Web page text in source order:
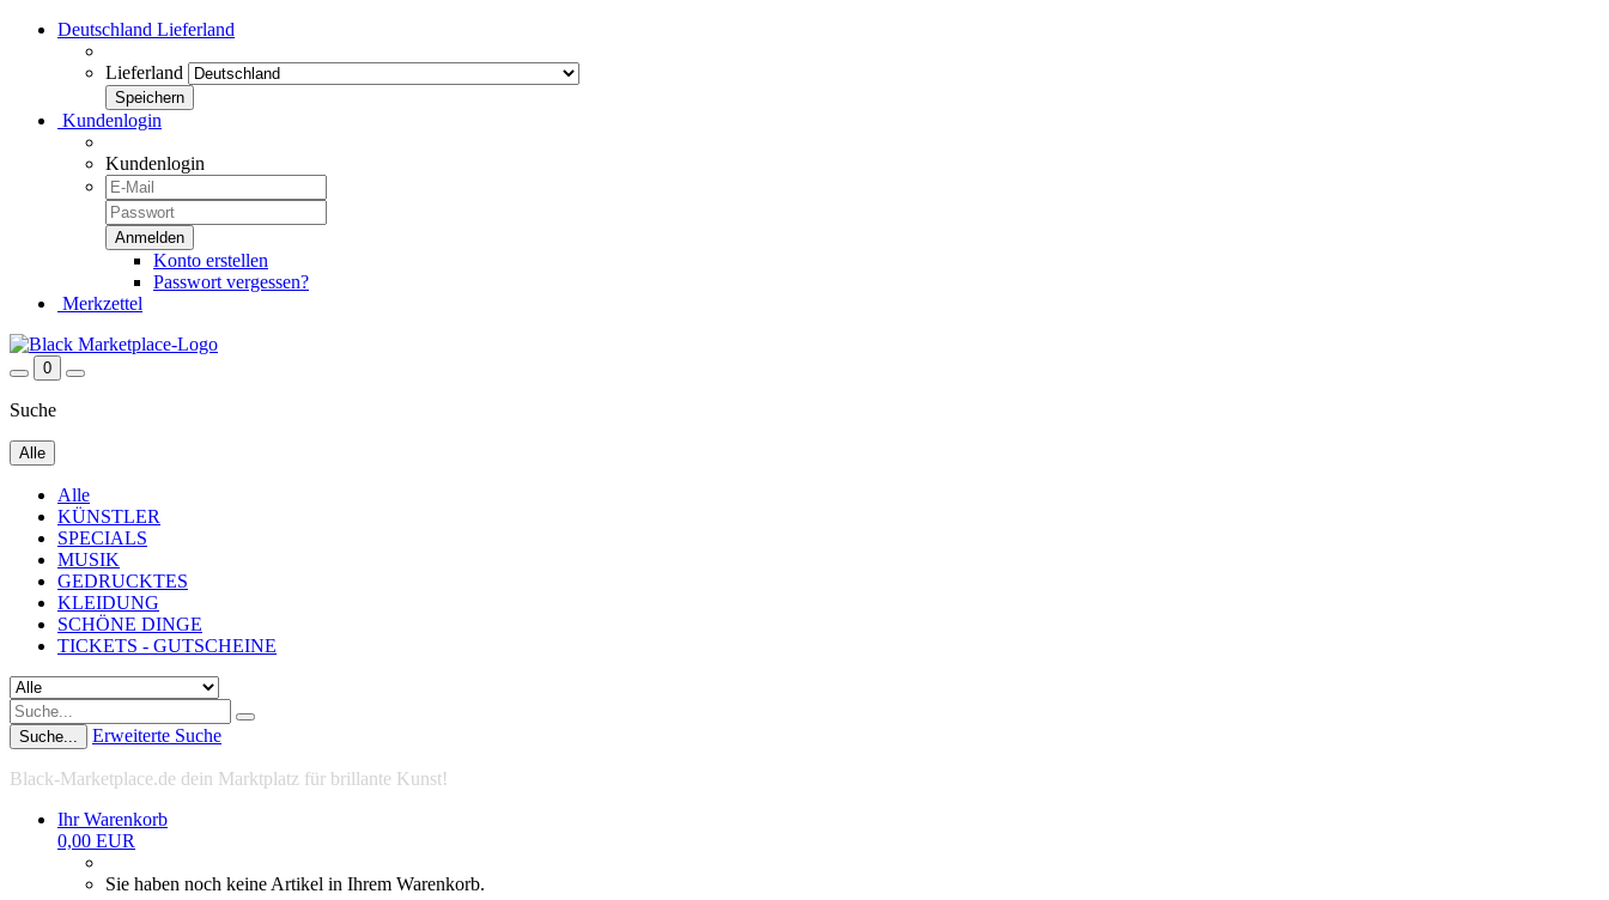
Deutschland Lieferland
Lieferland
Kundenlogin
Kundenlogin
Konto erstellen
Passwort vergessen?
Merkzettel
0
Suche
Alle
Alle
KÜNSTLER
SPECIALS
MUSIK
GEDRUCKTES
KLEIDUNG
SCHÖNE DINGE
TICKETS - GUTSCHEINE
Suche... Erweiterte Suche
Black-Marketplace.de dein Marktplatz für brillante Kunst!
Ihr Warenkorb
0,00 EUR
Sie haben noch keine Artikel in Ihrem Warenkorb.